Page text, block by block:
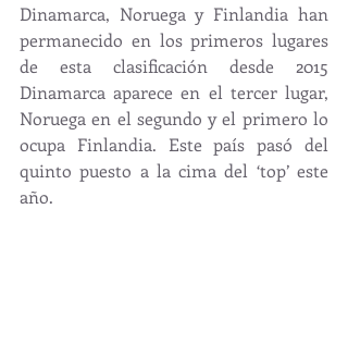
Dinamarca, Noruega y Finlandia han
permanecido en los primeros lugares
de esta clasificación desde 2015
Dinamarca aparece en el tercer lugar,
Noruega en el segundo y el primero lo
ocupa Finlandia. Este país pasó del
quinto puesto a la cima del ‘top’ este
año.